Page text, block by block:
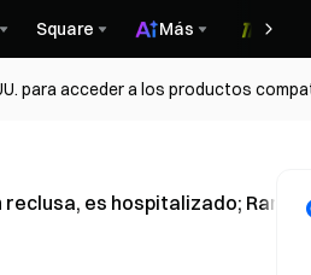
Square Más
para acceder a los productos
es hospitalizado; Rand